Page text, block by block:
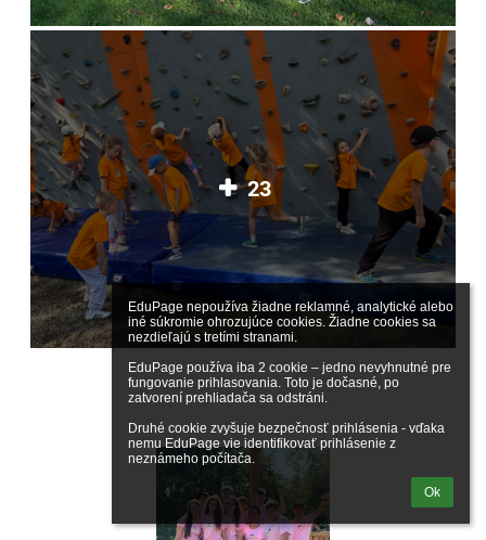
EduPage nepoužíva žiadne reklamné, analytické alebo
iné súkromie ohrozujúce cookies. Žiadne cookies sa
nezdieľajú s tretími stranami.
EduPage používa iba 2 cookie – jedno nevyhnutné pre
fungovanie prihlasovania. Toto je dočasné, po
zatvorení prehliadača sa odstráni.
Druhé cookie zvyšuje bezpečnosť prihlásenia - vďaka
nemu EduPage vie identifikovať prihlásenie z
neznámeho počítača.
Ok
23